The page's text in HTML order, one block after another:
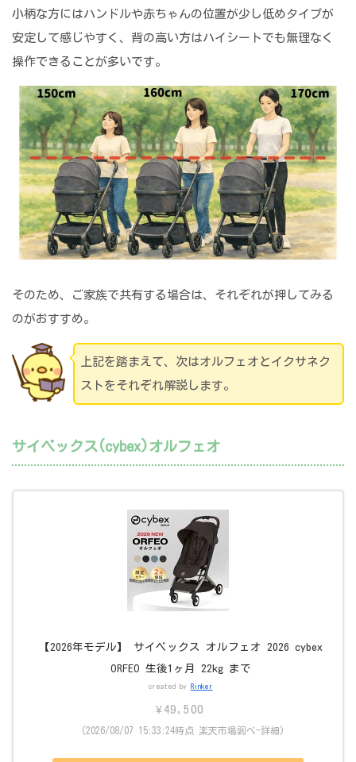
小柄な方にはハンドルや赤ちゃんの位置が少し低めタイプが
安定して感じやすく、背の高い方はハイシートでも無理なく
操作できることが多いです。
そのため、ご家族で共有する場合は、それぞれが押してみる
のがおすすめ。
上記を踏まえて、次はオルフェオとイクサネク
ストをそれぞれ解説します。
サイベックス(cybex)オルフェオ
【2026年モデル】 サイベックス オルフェオ 2026 cybex
ORFEO 生後1ヶ月 22kg まで
created by Rinker
¥49,500
(2026/08/07 15:33:24時点 楽天市場調べ-詳細)